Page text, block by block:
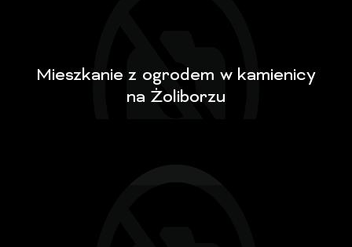
Mieszkanie z ogrodem w kamienicy
na Żoliborzu